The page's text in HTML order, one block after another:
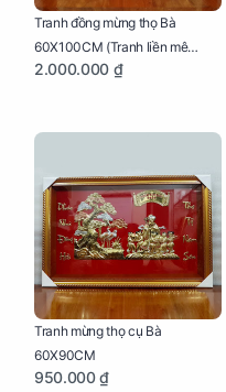
Tranh đồng mừng thọ Bà
60X100CM (Tranh liền mê
khung gỗ)
2.000.000 ₫
Tranh mừng thọ cụ Bà
60X90CM
950.000 ₫